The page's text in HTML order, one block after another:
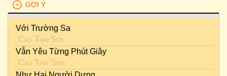
GỢI Ý
Với Trường Sa
Cao Thái Sơn
Vẫn Yêu Từng Phút Giây
Cao Thái Sơn